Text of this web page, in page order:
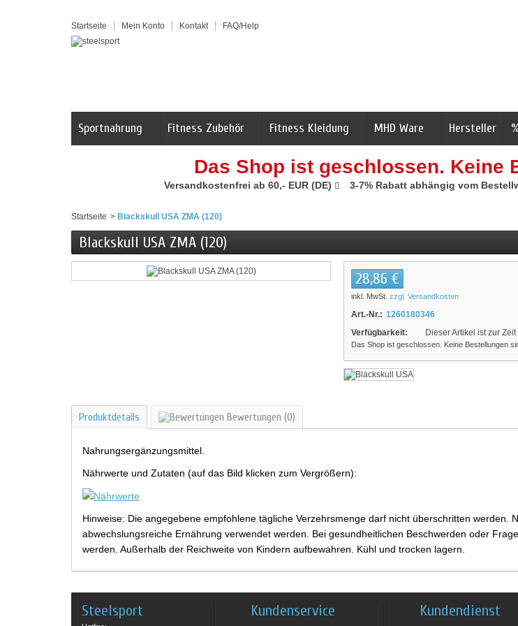
Startseite Mein Konto Kontakt FAQ/Help
Sportnahrung Fitness Zubehör Fitness Kleidung MHD Ware Hersteller
Das Shop ist geschlossen. Keine
Versandkostenfrei ab 60,- EUR (DE) 3-7% Rabatt abhängig vom
Startseite > Blackskull USA ZMA (120)
Blackskull USA ZMA (120)
28,86 €
inkl. MwSt. zzgl. Versandkosten
Art.-Nr.: 1260180346
Verfügbarkeit:
Dieser Artikel ist zur
Das Shop ist geschlossen. Keine Bestellungen
Produktdetails Bewertungen (0)
Nahrungsergänzungsmittel.
Nährwerte und Zutaten (auf das Bild klicken zum Vergrößern):
Hinweise: Die angegebene empfohlene tägliche Verzehrsmenge darf nicht überschritten
abwechslungsreiche Ernährung verwendet werden. Bei gesundheitlichen Beschwerden oder
werden. Außerhalb der Reichweite von Kindern aufbewahren. Kühl und trocken lagern.
Steelsport Kundenservice Kundendienst